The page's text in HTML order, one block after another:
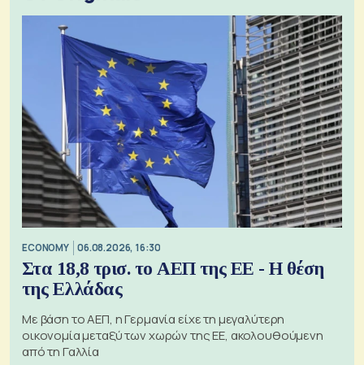
ECONOMY 06.08.2026, 16:30
Στα 18,8 τρισ. το ΑΕΠ της ΕΕ - Η θέση
της Ελλάδας
Με βάση το ΑΕΠ, η Γερμανία είχε τη μεγαλύτερη
οικονομία μεταξύ των χωρών της ΕΕ, ακολουθούμενη
από τη Γαλλία